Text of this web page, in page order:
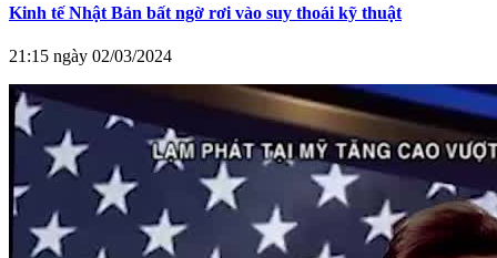
Kinh tế Nhật Bản bất ngờ rơi vào suy thoái kỹ thuật
21:15 ngày 02/03/2024